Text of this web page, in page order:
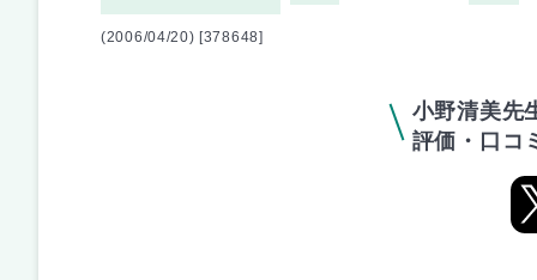
(2006/04/20) [378648]
小野清美先
評価・口コ